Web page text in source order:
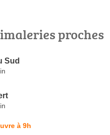
proches
Sud
à 9h